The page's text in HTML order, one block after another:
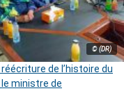
© (DR)
de l’histoire du
le ministre de